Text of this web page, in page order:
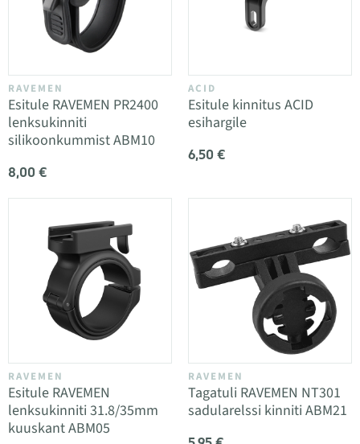
RAVEMEN
Esitule RAVEMEN PR2400
lenksukinniti
silikoonkummist ABM10
8,00 €
ACID
Esitule kinnitus ACID
esihargile
6,50 €
RAVEMEN
Esitule RAVEMEN
lenksukinniti 31.8/35mm
kuuskant ABM05
RAVEMEN
Tagatuli RAVEMEN NT301
sadularelssi kinniti ABM21